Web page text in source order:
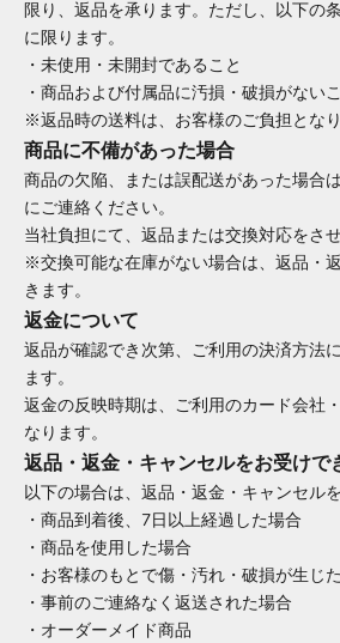
限り、返品を承ります。ただし、以下の
に限ります。
・未使用・未開封であること
・商品および付属品に汚損・破損がない
※返品時の送料は、お客様のご負担となり
商品に不備があった場合
商品の欠陥、または誤配送があった場合
にご連絡ください。
当社負担にて、返品または交換対応をさ
※交換可能な在庫がない場合は、返品・
きます。
返金について
返品が確認でき次第、ご利用の決済方法
ます。
返金の反映時期は、ご利用のカード会社
なります。
返品・返金・キャンセルをお受けで
以下の場合は、返品・返金・キャンセル
・商品到着後、7日以上経過した場合
・商品を使用した場合
・お客様のもとで傷・汚れ・破損が生じ
・事前のご連絡なく返送された場合
・オーダーメイド商品